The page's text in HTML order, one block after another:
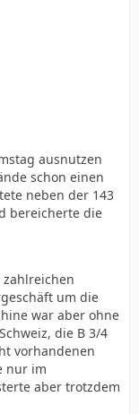
ausnutzen
schon einen
neben der 143
bereicherte die
um die
war aber ohne
die B 3/4
vorhandenen
nur im
aber trotzdem